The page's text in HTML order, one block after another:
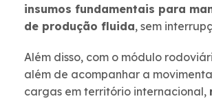
insumos fundamentais para
de produção fluida, sem
Além disso, com o módulo
além de acompanhar a
cargas em território internacional,